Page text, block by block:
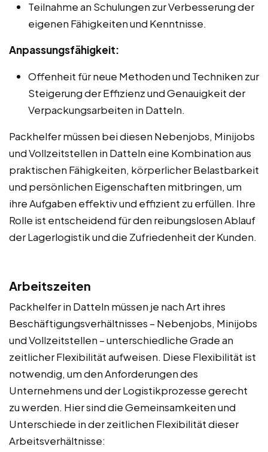
Teilnahme an Schulungen zur Verbesserung der
eigenen Fähigkeiten und Kenntnisse.
Anpassungsfähigkeit:
Offenheit für neue Methoden und Techniken zur
Steigerung der Effizienz und Genauigkeit der
Verpackungsarbeiten in Datteln.
Packhelfer müssen bei diesen Nebenjobs, Minijobs
und Vollzeitstellen in Datteln eine Kombination aus
praktischen Fähigkeiten, körperlicher Belastbarkeit
und persönlichen Eigenschaften mitbringen, um
ihre Aufgaben effektiv und effizient zu erfüllen. Ihre
Rolle ist entscheidend für den reibungslosen Ablauf
der Lagerlogistik und die Zufriedenheit der Kunden.
Arbeitszeiten
Packhelfer in Datteln müssen je nach Art ihres
Beschäftigungsverhältnisses – Nebenjobs, Minijobs
und Vollzeitstellen – unterschiedliche Grade an
zeitlicher Flexibilität aufweisen. Diese Flexibilität ist
notwendig, um den Anforderungen des
Unternehmens und der Logistikprozesse gerecht
zu werden. Hier sind die Gemeinsamkeiten und
Unterschiede in der zeitlichen Flexibilität dieser
Arbeitsverhältnisse: